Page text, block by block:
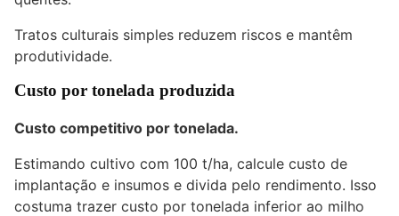
Tratos culturais simples reduzem riscos e mantêm
produtividade.
Custo por tonelada produzida
Custo competitivo por tonelada.
Estimando cultivo com 100 t/ha, calcule custo de
implantação e insumos e divida pelo rendimento. Isso
costuma trazer custo por tonelada inferior ao milho